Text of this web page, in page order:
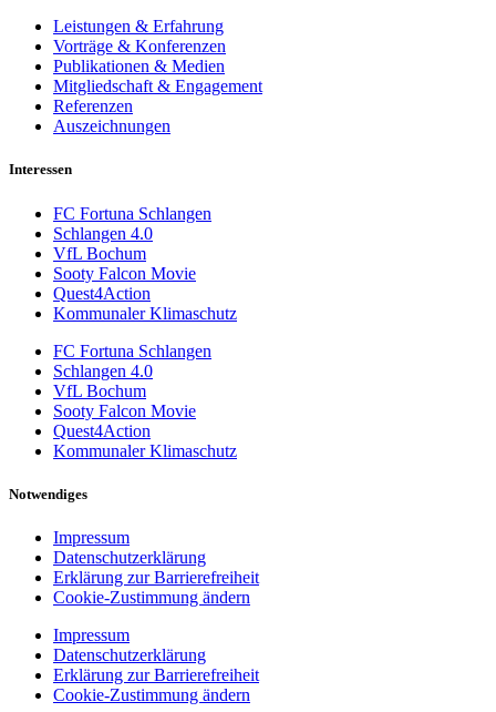
Leistungen & Erfahrung
Vorträge & Konferenzen
Publikationen & Medien
Mitgliedschaft & Engagement
Referenzen
Auszeichnungen
Interessen
FC Fortuna Schlangen
Schlangen 4.0
VfL Bochum
Sooty Falcon Movie
Quest4Action
Kommunaler Klimaschutz
FC Fortuna Schlangen
Schlangen 4.0
VfL Bochum
Sooty Falcon Movie
Quest4Action
Kommunaler Klimaschutz
Notwendiges
Impressum
Datenschutzerklärung
Erklärung zur Barrierefreiheit
Cookie-Zustimmung ändern
Impressum
Datenschutzerklärung
Erklärung zur Barrierefreiheit
Cookie-Zustimmung ändern